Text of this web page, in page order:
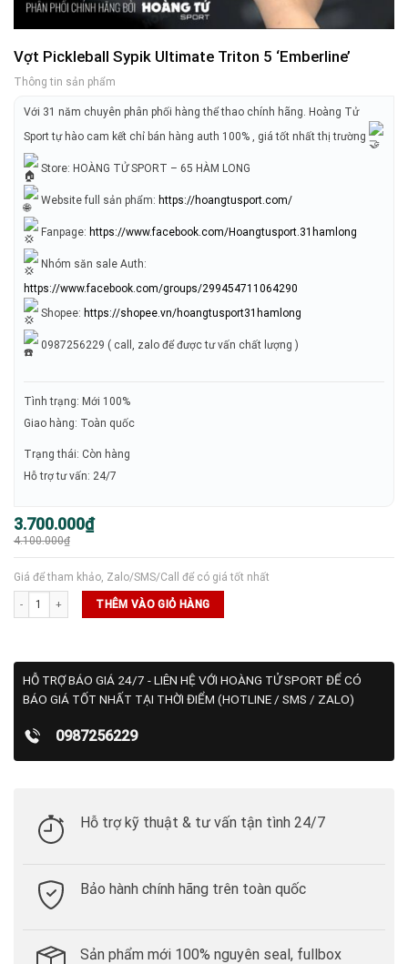
Vợt Pickleball Sypik Ultimate Triton 5 ‘Emberline’
Thông tin sản phẩm
Với 31 năm chuyên phân phối hàng thể thao chính hãng. Hoàng Tử
Sport tự hào cam kết chỉ bán hàng auth 100% , giá tốt nhất thị trường
Store: HOÀNG TỬ SPORT – 65 HÀM LONG
Website full sản phẩm: https://hoangtusport.com/
Fanpage: https://www.facebook.com/Hoangtusport.31hamlong
Nhóm săn sale Auth:
https://www.facebook.com/groups/299454711064290
Shopee: https://shopee.vn/hoangtusport31hamlong
0987256229 ( call, zalo để được tư vấn chất lượng )
Tình trạng: Mới 100%
Giao hàng: Toàn quốc
Trạng thái: Còn hàng
Hỗ trợ tư vấn: 24/7
4.100.000₫
Giá
gốc
là:
3.700.000₫
Giá
hiện
tại
Giá để tham khảo, Zalo/SMS/Call để có giá tốt nhất
Vợt Pickleball Sypik Ultimate Triton 5 ‘Emberline’ số lượng
THÊM VÀO GIỎ HÀNG
HỖ TRỢ BÁO GIÁ 24/7 - LIÊN HỆ VỚI HOÀNG TỬ SPORT ĐỂ CÓ
BÁO GIÁ TỐT NHẤT TẠI THỜI ĐIỂM (HOTLINE / SMS / ZALO)
0987256229
Hỗ trợ kỹ thuật & tư vấn tận tình 24/7
Bảo hành chính hãng trên toàn quốc
Sản phẩm mới 100% nguyên seal, fullbox